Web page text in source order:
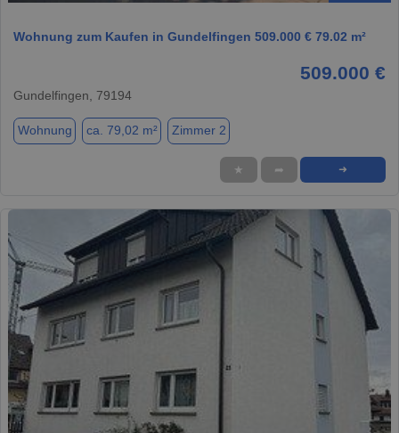
Wohnung zum Kaufen in Gundelfingen 509.000 € 79.02 m²
509.000 €
Gundelfingen, 79194
Wohnung ca. 79,02 m² Zimmer 2
★ ➦ ➜